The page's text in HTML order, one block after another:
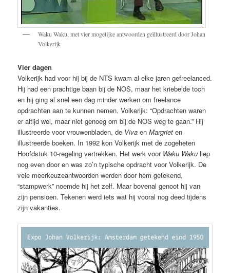
Waku Waku, met vier mogelijke antwoorden geïllustreerd door Johan
Volkerijk
Vier dagen
Volkerijk had voor hij bij de NTS kwam al elke jaren gefreelanced.
Hij had een prachtige baan bij de NOS, maar het kriebelde toch
en hij ging al snel een dag minder werken om freelance
opdrachten aan te kunnen nemen. Volkerijk: “Opdrachten waren
er altijd wel, maar niet genoeg om bij de NOS weg te gaan.” Hij
illustreerde voor vrouwenbladen, de Viva enMargriet en
illustreerde boeken. In 1992 kon Volkerijk met de zogeheten
Hoofdstuk 10-regeling vertrekken. Het werk voor Waku Waku liep
nog even door en was zo’n typische opdracht voor Volkerijk. De
vele meerkeuzeantwoorden werden door hem getekend,
“stampwerk” noemde hij het zelf. Maar bovenal genoot hij van
zijn pensioen. Tekenen werd iets wat hij vooral nog deed tijdens
zijn vakanties.